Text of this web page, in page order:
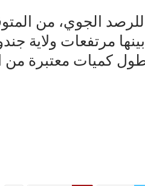
الجوي، من
مرتفعات ولاية
كميات معتبرة من